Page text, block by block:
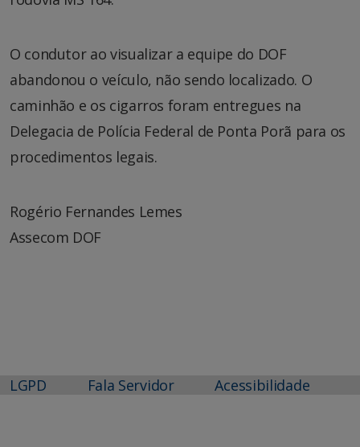
O condutor ao visualizar a equipe do DOF
abandonou o veículo, não sendo localizado. O
caminhão e os cigarros foram entregues na
Delegacia de Polícia Federal de Ponta Porã para os
procedimentos legais.
Rogério Fernandes Lemes
Assecom DOF
LGPD Fala Servidor Acessibilidade